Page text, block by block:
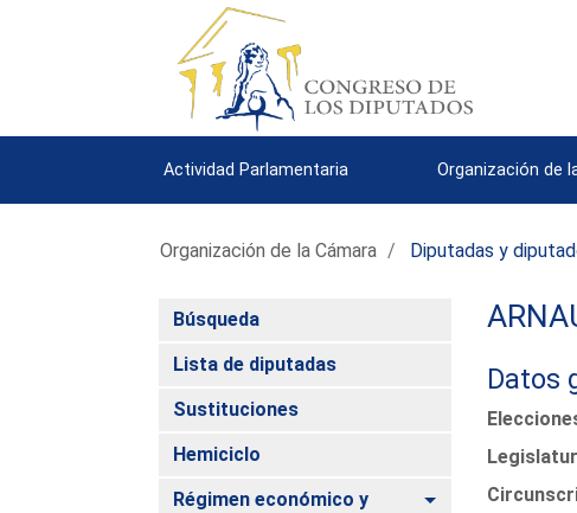
Actividad Parlamentaria Organización de
Organización de la Cámara Diputadas y
Búsqueda
Lista de diputadas
Sustituciones
Hemiciclo
Régimen económico y
Alternar
Datos